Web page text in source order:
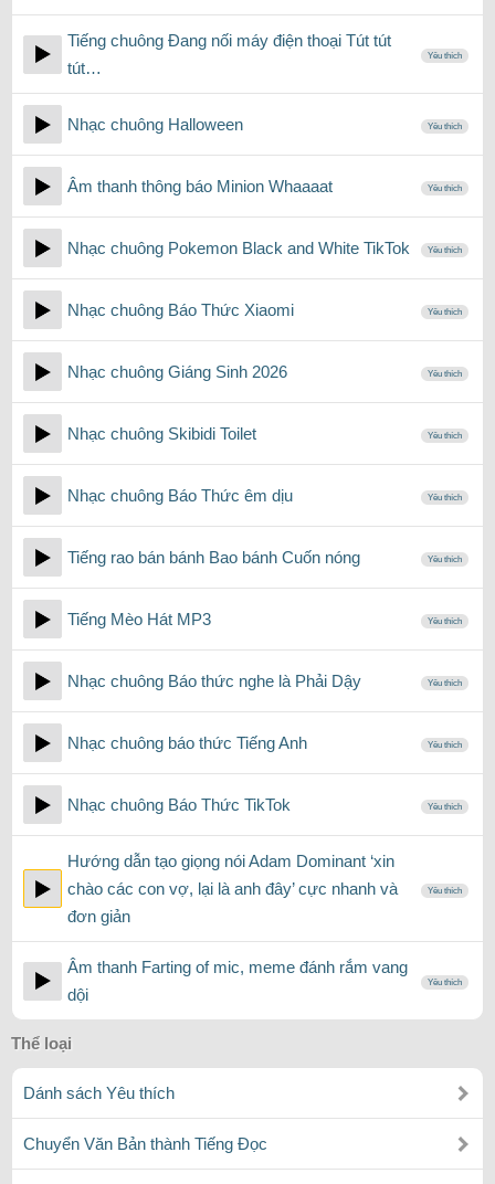
Tiếng chuông Đang nối máy điện thoại Tút tút
tút…
Yêu thích
Nhạc chuông Halloween Yêu thích
Âm thanh thông báo Minion Whaaaat Yêu thích
Nhạc chuông Pokemon Black and White TikTok Yêu thích
Nhạc chuông Báo Thức Xiaomi Yêu thích
Nhạc chuông Giáng Sinh 2026 Yêu thích
Nhạc chuông Skibidi Toilet Yêu thích
Nhạc chuông Báo Thức êm dịu Yêu thích
Tiếng rao bán bánh Bao bánh Cuốn nóng Yêu thích
Tiếng Mèo Hát MP3 Yêu thích
Nhạc chuông Báo thức nghe là Phải Dậy Yêu thích
Nhạc chuông báo thức Tiếng Anh Yêu thích
Nhạc chuông Báo Thức TikTok Yêu thích
Hướng dẫn tạo giọng nói Adam Dominant ‘xin
chào các con vợ, lại là anh đây’ cực nhanh và
đơn giản
Yêu thích
Âm thanh Farting of mic, meme đánh rắm vang
dội
Yêu thích
Thể loại
Dánh sách Yêu thích
Chuyển Văn Bản thành Tiếng Đọc